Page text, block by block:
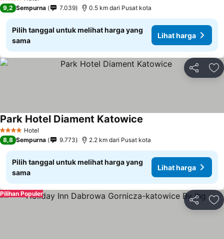
4 Bintang
9,2 Sempurna 7.039 0.5 km dari Pusat kota
Pilih tanggal untuk melihat harga yang
sama
Lihat harga
Bagikan
4 BintangHotel
Park Hotel Diament Katowice
8,8 Sempurna 9.773 2.2 km dari Pusat kota
Pilih tanggal untuk melihat harga yang
sama
Lihat harga
Bagikan
Pilihan Populer